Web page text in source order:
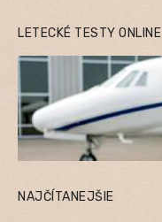
LETECKÉ TESTY ONLINE
NAJČÍTANEJŠIE